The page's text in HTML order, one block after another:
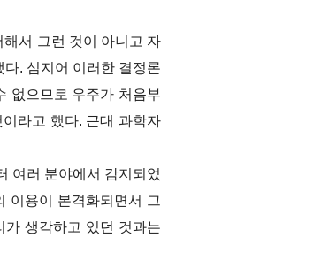
서 그런 것이 아니고 자
. 심지어 이러한 결정론
없으므로 우주가 처음부
라고 했다. 근대 과학자
여러 분야에서 감지되었
이용이 본격화되면서 그
생각하고 있던 것과는